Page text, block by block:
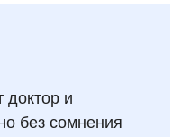
доктор и
без сомнения